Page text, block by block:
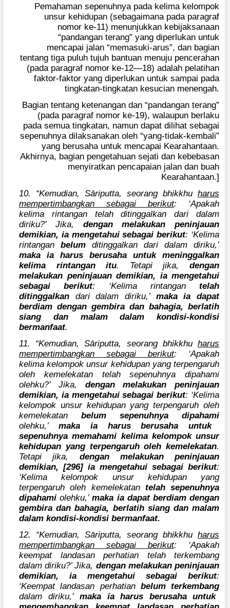
Pemahaman sepenuhnya pada kelima kelompok
unsur kehidupan (sebagaimana pada paragraf
nomor ke-11) menunjukkan kebijaksanaan
“pandangan terang” yang diperlukan untuk
mencapai jalan “memasuki-arus”, dan bagian
tentang tiga puluh tujuh bantuan menuju pencerahan
(pada paragraf nomor ke-12—18) adalah pelatihan
faktor-faktor yang diperlukan untuk sampai pada
tingkatan-tingkatan kesucian menengah.
Bagian tentang ketenangan dan “pandangan terang”
(pada paragraf nomor ke-19), walaupun berlaku
pada semua tingkatan, namun dapat dilihat sebagai
sepenuhnya dilaksanakan oleh “yang-tidak-kembali”
yang berusaha untuk mencapai Kearahantaan.
Akhirnya, bagian pengetahuan sejati dan kebebasan
menyiratkan pencapaian jalan dan buah
Kearahantaan.]
10. “Kemudian, Sāriputta, seorang bhikkhu harus
mempertimbangkan sebagai berikut: ‘Apakah
kelima rintangan telah ditinggalkan dari dalam
diriku?’ Jika, dengan melakukan peninjauan
demikian, ia mengetahui sebagai berikut: ‘Kelima
rintanganbelum ditinggalkan dari dalam diriku,’
maka ia harus berusaha untuk meninggalkan
kelima rintangan itu. Tetapi jika, dengan
melakukan peninjauan demikian, ia mengetahui
sebagai berikut: ‘Kelima rintangantelah
ditinggalkan dari dalam diriku,’ maka ia dapat
berdiam dengan gembira dan bahagia, berlatih
siang dan malam dalam kondisi-kondisi
bermanfaat.
11. “Kemudian, Sāriputta, seorang bhikkhu harus
mempertimbangkan sebagai berikut: ‘Apakah
kelima kelompok unsur kehidupan yang terpengaruh
oleh kemelekatan telah sepenuhnya dipahami
olehku?’ Jika, dengan melakukan peninjauan
demikian, ia mengetahui sebagai berikut: ‘Kelima
kelompok unsur kehidupan yang terpengaruh oleh
kemelekatanbelum sepenuhnya dipahami
olehku,’ maka ia harus berusaha untuk
sepenuhnya memahami kelima kelompok unsur
kehidupan yang terpengaruh oleh kemelekatan.
Tetapi jika, dengan melakukan peninjauan
demikian, [296] ia mengetahui sebagai berikut:
‘Kelima kelompok unsur kehidupan yang
terpengaruh oleh kemelekatan telah sepenuhnya
dipahami olehku,’maka ia dapat berdiam dengan
gembira dan bahagia, berlatih siang dan malam
dalam kondisi-kondisi bermanfaat.
12. “Kemudian, Sāriputta, seorang bhikkhu harus
mempertimbangkan sebagai berikut: ‘Apakah
keempat landasan perhatian telah terkembang
dalam diriku?’ Jika, dengan melakukan peninjauan
demikian, ia mengetahui sebagai berikut:
‘Keempat landasan perhatian belum terkembang
dalam diriku,’maka ia harus berusaha untuk